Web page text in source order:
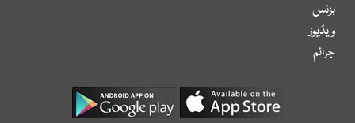
بزنس
ویڈیوز
جرائم